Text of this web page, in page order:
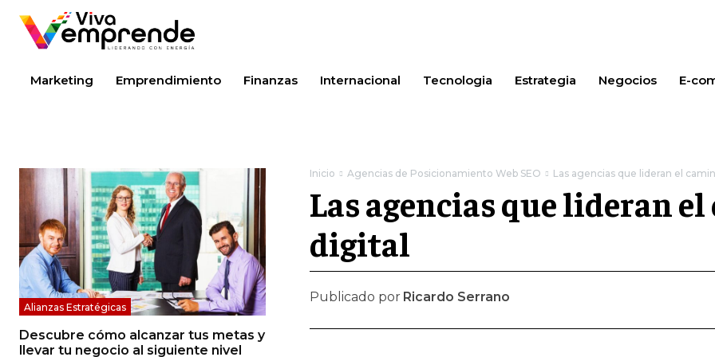
Marketing Emprendimiento Finanzas Internacional Tecnologia Estrategia Negocios E-
Alianzas Estratégicas
Descubre cómo alcanzar tus metas y
llevar tu negocio al siguiente nivel
Inicio Agencias de Posicionamiento Web SEO Las agencias que lideran el
Las agencias que lideran
digital
Publicado por Ricardo Serrano